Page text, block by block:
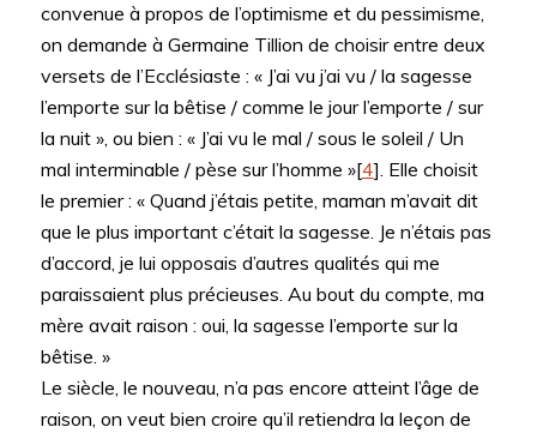
convenue à propos de l’optimisme et du pessimisme,
on demande à Germaine Tillion de choisir entre deux
versets de l’Ecclésiaste : « J’ai vu j’ai vu / la sagesse
l’emporte sur la bêtise / comme le jour l’emporte / sur
la nuit », ou bien : « J’ai vu le mal / sous le soleil / Un
mal interminable / pèse sur l’homme »[4]. Elle choisit
le premier : « Quand j’étais petite, maman m’avait dit
que le plus important c’était la sagesse. Je n’étais pas
d’accord, je lui opposais d’autres qualités qui me
paraissaient plus précieuses. Au bout du compte, ma
mère avait raison : oui, la sagesse l’emporte sur la
bêtise. »
Le siècle, le nouveau, n’a pas encore atteint l’âge de
raison, on veut bien croire qu’il retiendra la leçon de